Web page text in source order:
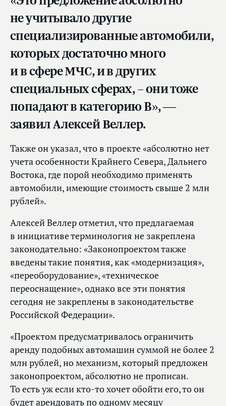
не учитывало другие
специализированные автомобили,
которых достаточно много
и в сфере МЧС, и в других
специальных сферах, – они тоже
попадают в категорию B», —
заявил Алексей Веллер.
Также он указал, что в проекте «абсолютно нет
учета особенности Крайнего Севера, Дальнего
Востока, где порой необходимо применять
автомобили, имеющие стоимость свыше 2 млн
рублей».
Алексей Веллер отметил, что предлагаемая
в инициативе терминология не закреплена
законодательно: «Законопроектом также
введены такие понятия, как «модернизация»,
«переоборудование», «техническое
переоснащение», однако все эти понятия
сегодня не закреплены в законодательстве
Российской Федерации».
«Проектом предусматривалось ограничить
аренду подобных автомашин суммой не более 2
млн рублей, но механизм, который предложен
законопроектом, абсолютно не прописан.
То есть уж если кто‑то хочет обойти его, то он
будет арендовать по одному месяцу